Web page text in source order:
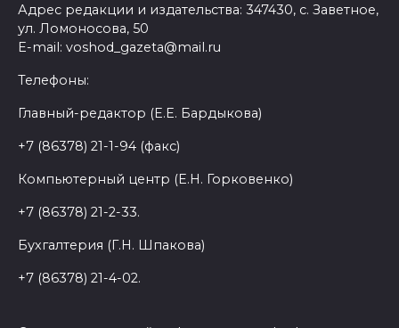
Адрес редакции и издательства: 347430, с. Заветное,
ул. Ломоносова, 50
E-mail: voshod_gazeta@mail.ru
Телефоны:
Главный-редактор (Е.Е. Бардыкова)
+7 (86378) 21-1-94 (факс)
Компьютерный центр (Е.Н. Горковенко)
+7 (86378) 21-2-33.
Бухгалтерия (Г.Н. Шпакова)
+7 (86378) 21-4-02.